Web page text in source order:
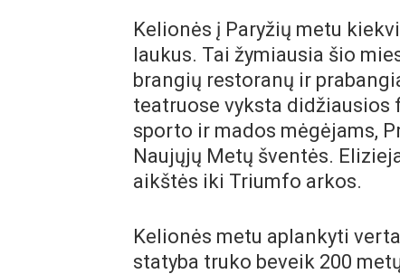
Kelionės į Paryžių metu
laukus. Tai žymiausia šio
brangių restoranų ir
teatruose vyksta didžiausios
sporto ir mados mėgėjams,
Naujųjų Metų šventės.
aikštės iki Triumfo arkos.
Kelionės metu aplankyti
statyba truko beveik 200